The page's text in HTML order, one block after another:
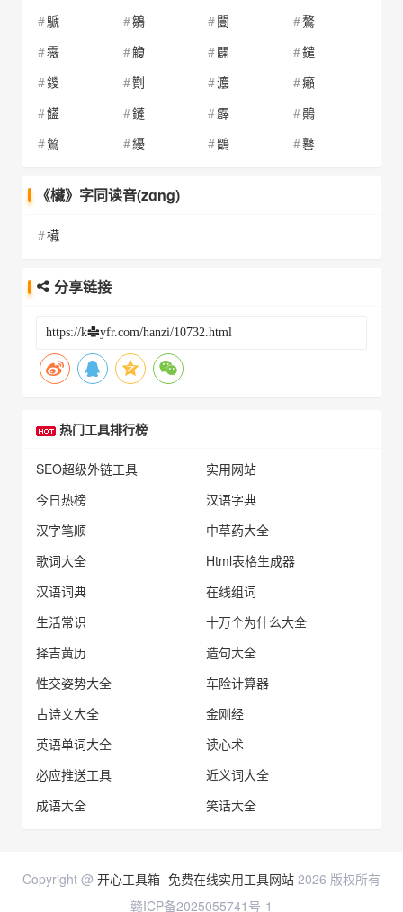
鷈
鶵 闦
鷔
霺
觼 闢
鑓
鑁
劗 灋
癩
饚
鑝 霹
鶰
鶭
纋 鶹 鼛
《欌》字同读音(zɑng)
欌
分享链接
热门工具排行榜
SEO超级外链工具
实用网站
今日热榜
汉语字典
汉字笔顺
中草药大全
歌词大全
Html表格生成器
汉语词典
在线组词
生活常识
十万个为什么大全
择吉黄历
造句大全
性交姿势大全
车险计算器
古诗文大全
金刚经
英语单词大全
读心术
必应推送工具
近义词大全
成语大全
笑话大全
Copyright @ 开心工具箱- 免费在线实用工具网站 2026 版权所有
赣ICP备2025055741号-1